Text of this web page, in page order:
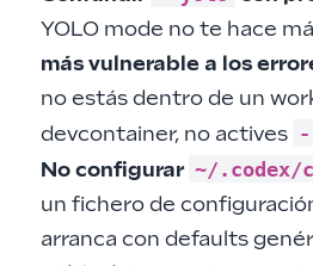
YOLO mode no te hace
más vulnerable a los
no estás dentro de un
devcontainer, no actives
No configurar ~/.codex/
un fichero de
arranca con defaults